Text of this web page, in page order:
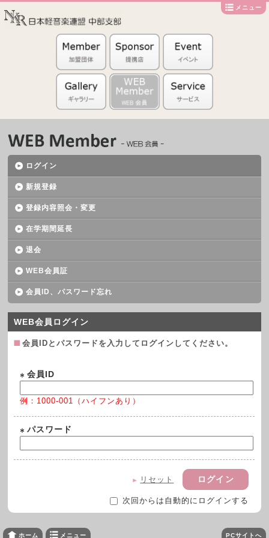
メニュー
ログイン
新規登録
登録内容照会・変更
在学期間延長
退会
WEB会員証
会員ID、パスワード忘れ
WEB会員ログイン
会員IDとパスワードを入力してログインしてください。
会員ID
例：1000-001（ハイフンあり）
パスワード
リセット
次回からは自動的にログインする
ホーム メニュー PCサイトへ